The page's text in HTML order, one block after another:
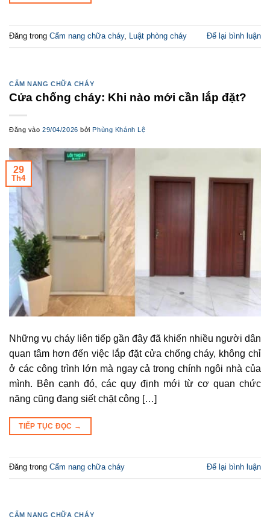
Đăng trong Cẩm nang chữa cháy, Luật phòng cháy Để lại bình luận
CẨM NANG CHỮA CHÁY
Cửa chống cháy: Khi nào mới cần lắp đặt?
Đăng vào29/04/2026 bởiPhùng Khánh Lệ
29
Th4
Những vụ cháy liên tiếp gần đây đã khiến nhiều người dân
quan tâm hơn đến việc lắp đặt cửa chống cháy, không chỉ
ở các công trình lớn mà ngay cả trong chính ngôi nhà của
mình. Bên cạnh đó, các quy định mới từ cơ quan chức
năng cũng đang siết chặt công […]
TIẾP TỤC ĐỌC →
Đăng trong Cẩm nang chữa cháy Để lại bình luận
CẨM NANG CHỮA CHÁY